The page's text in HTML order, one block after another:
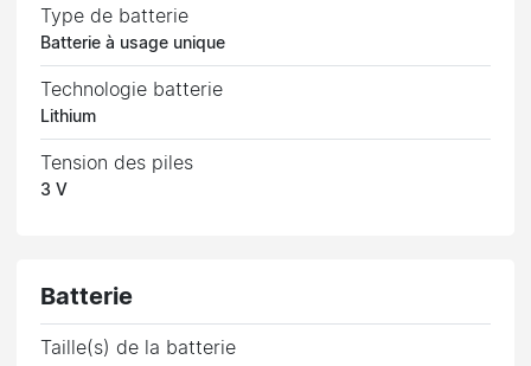
Type de batterie
Batterie à usage unique
Technologie batterie
Lithium
Tension des piles
3 V
Batterie
Taille(s) de la batterie